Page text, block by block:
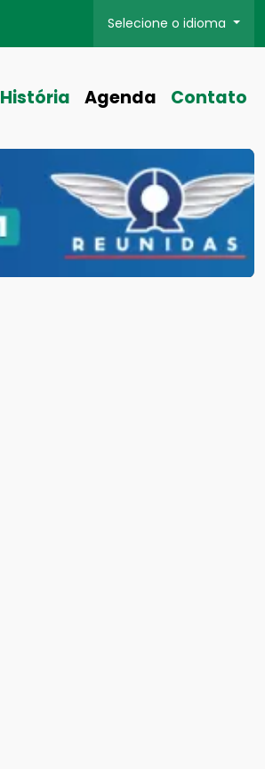
Selecione o idioma
História Agenda Contato